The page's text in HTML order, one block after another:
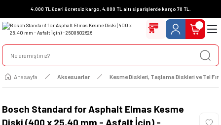
4.000 TL üzeri ücretsiz kargo, 4.000 TL altı siparişlerde kargo 70 TL.
Anasayfa Aksesuarlar Kesme Diskleri, Taşlama Diskleri ve Tel
Bosch Standard for Asphalt Elmas Kesme
Diski (400 x 25,40 mm - Asfalt İçin) -